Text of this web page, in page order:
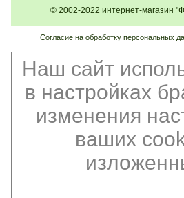
© 2002-2022 интернет-
Согласие на обработку персональных
Наш сайт
в настройках
изменения
ваших